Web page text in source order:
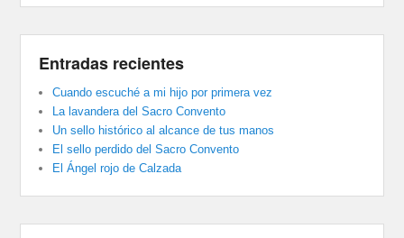
Entradas recientes
Cuando escuché a mi hijo por primera vez
La lavandera del Sacro Convento
Un sello histórico al alcance de tus manos
El sello perdido del Sacro Convento
El Ángel rojo de Calzada